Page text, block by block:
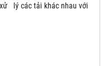
lý các tải khác nhau với